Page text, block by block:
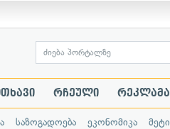
რჩეული რეკლამა
საზოგადოება ეკონომიკა მეტი